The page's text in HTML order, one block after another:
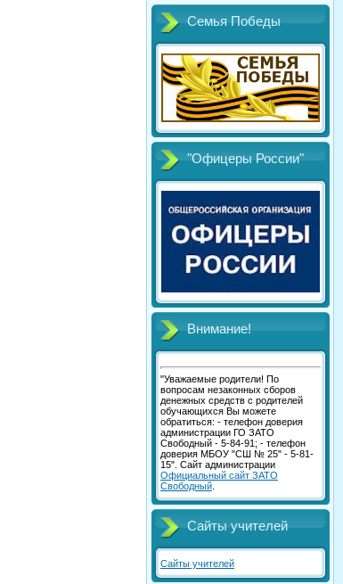
Семья Победы
"Офицеры России"
Внимание!
"Уважаемые родители! По
вопросам незаконных сборов
денежных средств с родителей
обучающихся Вы можете
обратиться: - телефон доверия
администрации ГО ЗАТО
Свободный - 5-84-91; - телефон
доверия МБОУ "СШ № 25" - 5-81-
15". Сайт администрации
Официальный сайт ЗАТО
Свободный
Сайты учителей
Сайты учителей